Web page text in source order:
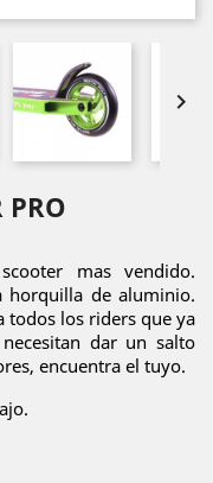

PRO
mas vendido.
horquilla de aluminio.
todos los riders que ya
dar un salto
encuentra el tuyo.